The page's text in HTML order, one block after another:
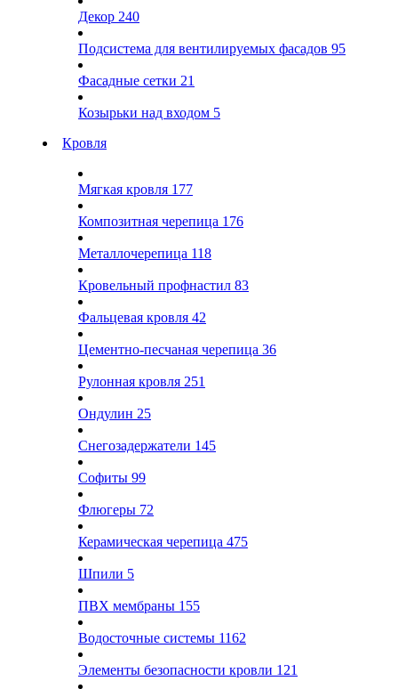
Декор 240
Подсистема для вентилируемых фасадов 95
Фасадные сетки 21
Козырьки над входом 5
Кровля
Мягкая кровля 177
Композитная черепица 176
Металлочерепица 118
Кровельный профнастил 83
Фальцевая кровля 42
Цементно-песчаная черепица 36
Рулонная кровля 251
Ондулин 25
Снегозадержатели 145
Софиты 99
Флюгеры 72
Керамическая черепица 475
Шпили 5
ПВХ мембраны 155
Водосточные системы 1162
Элементы безопасности кровли 121